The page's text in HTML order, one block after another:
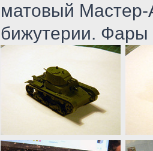
матовый
бижутерии.